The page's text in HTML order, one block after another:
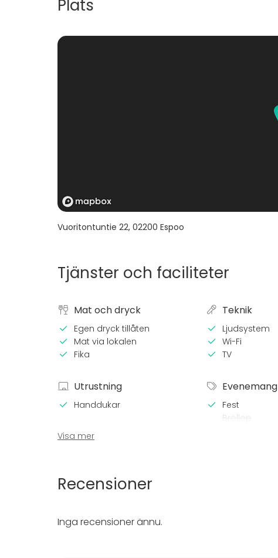
Plats
Vuoritontuntie 22, 02200 Espoo
Tjänster och faciliteter
Mat och dryck
Egen dryck tillåten
Mat via lokalen
Fika
Teknik
Ljudsystem
Wi-Fi
TV
Utrustning
Handdukar
Evenemang
Fest
Bröllop
Visa mer
Recensioner
Inga recensioner ännu.